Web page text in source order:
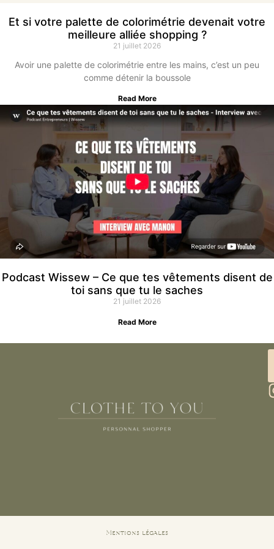
Et si votre palette de colorimétrie devenait votre
meilleure alliée shopping ?
21 juillet 2026
Avoir une palette de colorimétrie entre les mains, c’est un peu
comme détenir la boussole
Read More
Podcast Wissew – Ce que tes vêtements disent de
toi sans que tu le saches
21 juillet 2026
Read More
Mentions légales